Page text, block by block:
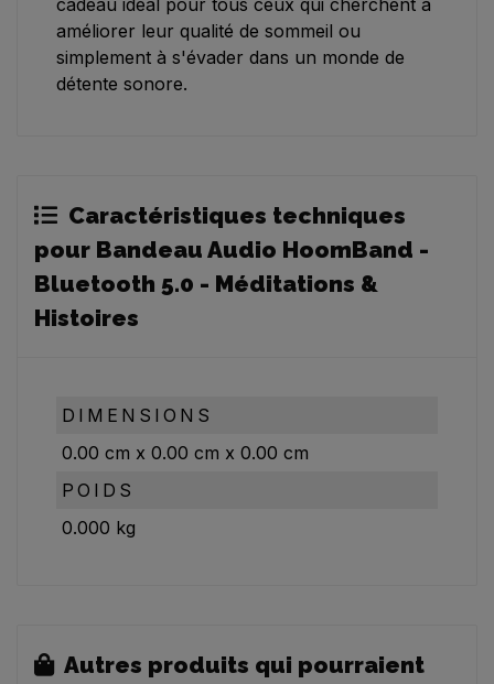
cadeau idéal pour tous ceux qui cherchent à
améliorer leur qualité de sommeil ou
simplement à s'évader dans un monde de
détente sonore.
Caractéristiques techniques
pour Bandeau Audio HoomBand -
Bluetooth 5.0 - Méditations &
Histoires
DIMENSIONS
0.00 cm x 0.00 cm x 0.00 cm
POIDS
0.000 kg
Autres produits qui pourraient